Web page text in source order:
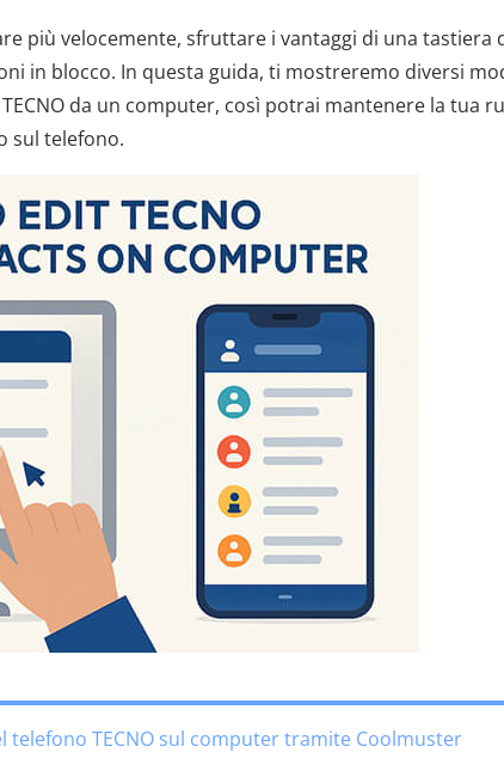
più velocemente, sfruttare i vantaggi di una tastiera
in blocco. In questa guida, ti mostreremo diversi
da un computer, così potrai mantenere la tua
sul telefono.
telefono TECNO sul computer tramite Coolmuster